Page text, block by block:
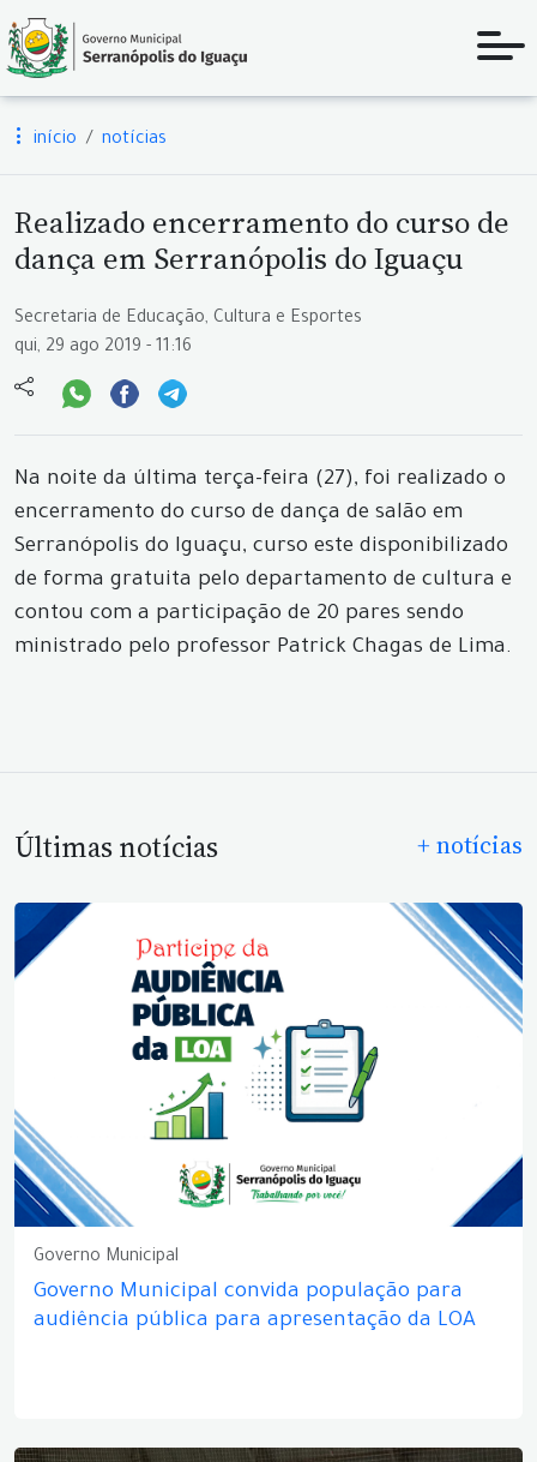
início notícias
Realizado encerramento do curso de
dança em Serranópolis do Iguaçu
Secretaria de Educação, Cultura e Esportes
qui, 29 ago 2019 - 11:16
Na noite da última terça-feira (27), foi realizado o
encerramento do curso de dança de salão em
Serranópolis do Iguaçu, curso este disponibilizado
de forma gratuita pelo departamento de cultura e
contou com a participação de 20 pares sendo
ministrado pelo professor Patrick Chagas de Lima.
Últimas notícias + notícias
Governo Municipal
Governo Municipal convida população para
audiência pública para apresentação da LOA